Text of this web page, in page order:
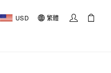
USD 繁體